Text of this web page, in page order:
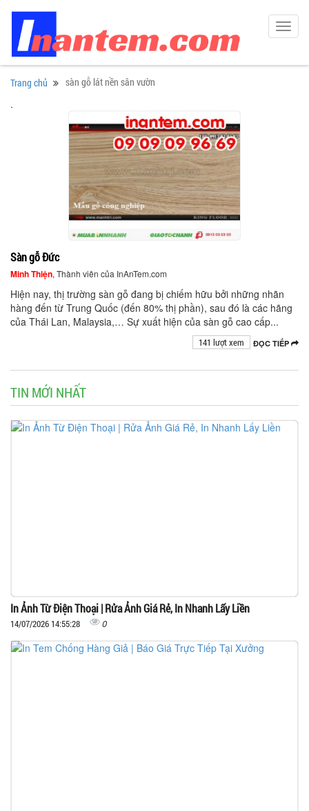
Trang chủ sàn gỗ lát nền sân vườn
.
Sàn gỗ Đức
Minh Thiện, Thành viên của InAnTem.com
Hiện nay, thị trường sàn gỗ đang bị chiếm hữu bởi những nhãn
hàng đến từ Trung Quốc (đến 80% thị phần), sau đó là các hãng
của Thái Lan, Malaysia,… Sự xuất hiện của sàn gỗ cao cấp...
ĐỌC TIẾP
141 lượt xem
TIN MỚI NHẤT
In Ảnh Từ Điện Thoại | Rửa Ảnh Giá Rẻ, In Nhanh Lấy Liền
14/07/2026 14:55:28 0